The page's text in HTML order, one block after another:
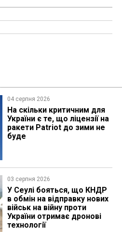
04 серпня 2026
На скільки критичним для
України є те, що ліцензії на
ракети Patriot до зими не
буде
03 серпня 2026
У Сеулі бояться, що КНДР
в обмін на відправку нових
військ на війну проти
України отримає дронові
технології